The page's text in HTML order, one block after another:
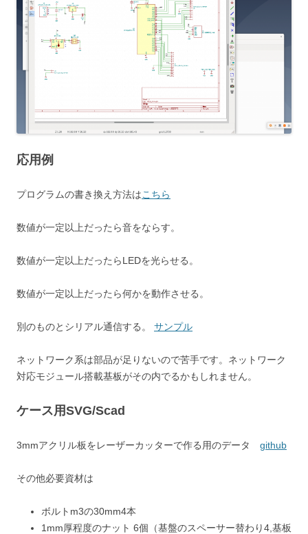
応用例
プログラムの書き換え方法はこちら
数値が一定以上だったら音をならす。
数値が一定以上だったらLEDを光らせる。
数値が一定以上だったら何かを動作させる。
別のものとシリアル通信する。 サンプル
ネットワーク系は部品が足りないので苦手です。ネットワーク
対応モジュール搭載基板がその内でるかもしれません。
ケース用SVG/Scad
3mmアクリル板をレーザーカッターで作る用のデータ github
その他必要資材は
ボルトm3の30mm4本
1mm厚程度のナット 6個（基盤のスペーサー替わり4,基板